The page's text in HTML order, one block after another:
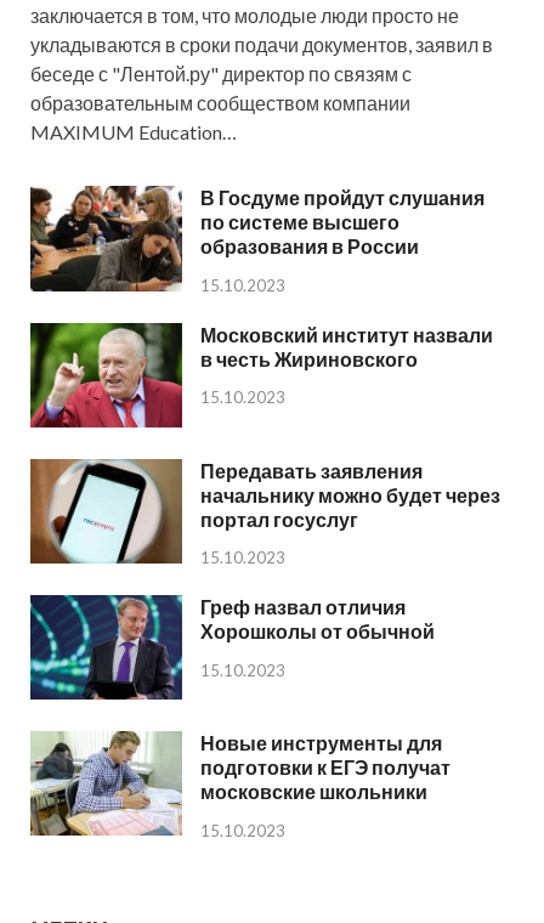
заключается в том, что молодые люди просто не
укладываются в сроки подачи документов, заявил в
беседе с "Лентой.ру" директор по связям с
образовательным сообществом компании
MAXIMUM Education…
В Госдуме пройдут слушания
по системе высшего
образования в России
15.10.2023
Московский институт назвали
в честь Жириновского
15.10.2023
Передавать заявления
начальнику можно будет через
портал госуслуг
15.10.2023
Греф назвал отличия
Хорошколы от обычной
15.10.2023
Новые инструменты для
подготовки к ЕГЭ получат
московские школьники
15.10.2023